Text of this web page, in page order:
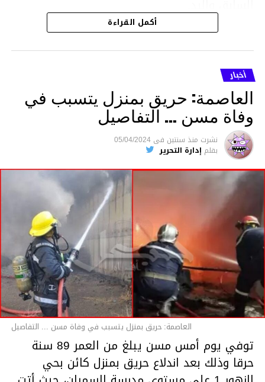
هذا وقد تمكن أعوان مركز الأمن الوطني بحي
هلال في توقيت قياسي من محاصرة المشتبه به
والقبض عليه وإحالته على التحقيق في خصوص
ما نُسبه إليه.
متابعة
قسم الاخبار
أكمل القراءة
أخبار
العاصمة: حريق بمنزل يتسبب في
وفاة مسن … التفاصيل
نشرت منذ سنتين فى 05/04/2024
بقلم إدارة التحرير
العاصمة: حريق بمنزل يتسبب في وفاة مسن ... التفاصيل
توفي يوم أمس مسن يبلغ من العمر 89 سنة
حرقا وذلك بعد اندلاع حريق بمنزل كائن بحي